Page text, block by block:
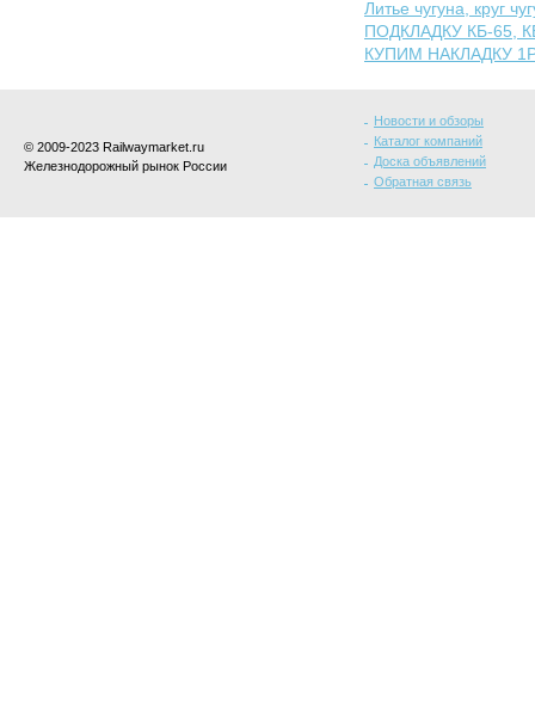
Литье чугуна, круг
ПОДКЛАДКУ КБ-65,
КУПИМ НАКЛАДКУ
© 2009-2023 Railwaymarket.ru
Железнодорожный рынок России
Новости и обзоры
Каталог компаний
Доска объявлений
Обратная связь